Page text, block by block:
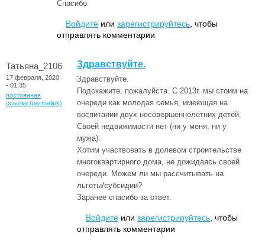
Спасибо
Войдите или зарегистрируйтесь , чтобы
отправлять комментарии
Татьяна_2106
17 февраля, 2020
- 01:35
постоянная
ссылка (permalink)
Здравствуйте.
Здравствуйте.
Подскажите, пожалуйста. С 2013г. мы стоим на
очереди как молодая семья, имеющая на
воспитании двух несовершеннолетних детей.
Своей недвижимости нет (ни у меня, ни у
мужа).
Хотим участвовать в долевом строительстве
многоквартирного дома, не дожидаясь своей
очереди. Можем ли мы рассчитывать на
льготы/субсидии?
Заранее спасибо за ответ.
Войдите или зарегистрируйтесь , чтобы
отправлять комментарии